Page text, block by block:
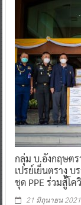
กลุ่ม บ.อังกฤษต
เปรย์เย็นตรางู
ชุด PPE ร่วมสู้โค
21 มิถุนายน 2021